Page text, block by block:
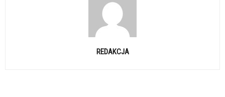
REDAKCJA